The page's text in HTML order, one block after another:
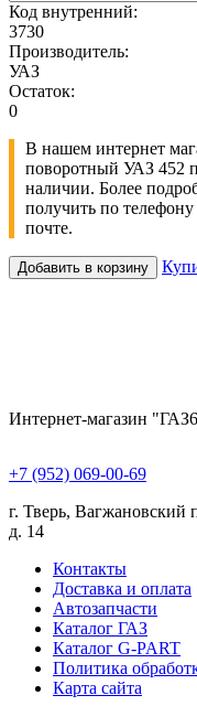
Код внутренний:
3730
Производитель:
УАЗ
Остаток:
0
В нашем интернет
поворотный УАЗ 452
наличии. Более
получить по
почте.
Добавить в корзину
Интернет-магазин
+7 (952) 069-00-69
г. Тверь, Вагжановский
д. 14
Контакты
Доставка и оплата
Автозапчасти
Каталог ГАЗ
Каталог G-PART
Политика
Карта сайта